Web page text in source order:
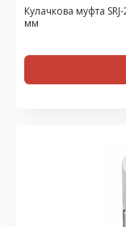
Кулачкова муфта
мм